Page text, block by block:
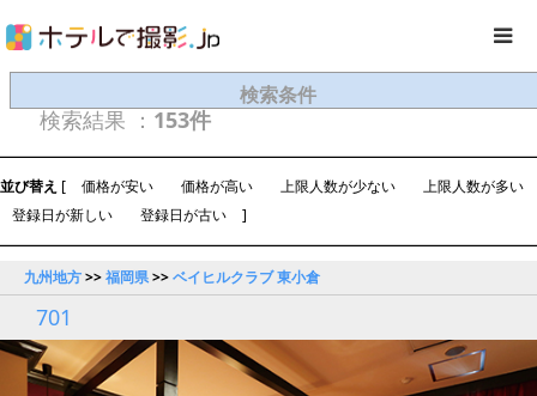
検索条件
検索結果 ： 153件
並び替え [ 価格が安い 価格が高い 上限人数が少ない
上限人数が多い
登録日が新しい
登録日が古い ]
九州地方>>福岡県>>ベイヒルクラブ 東小倉
701